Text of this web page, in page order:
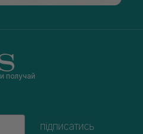
и получай
підписатись